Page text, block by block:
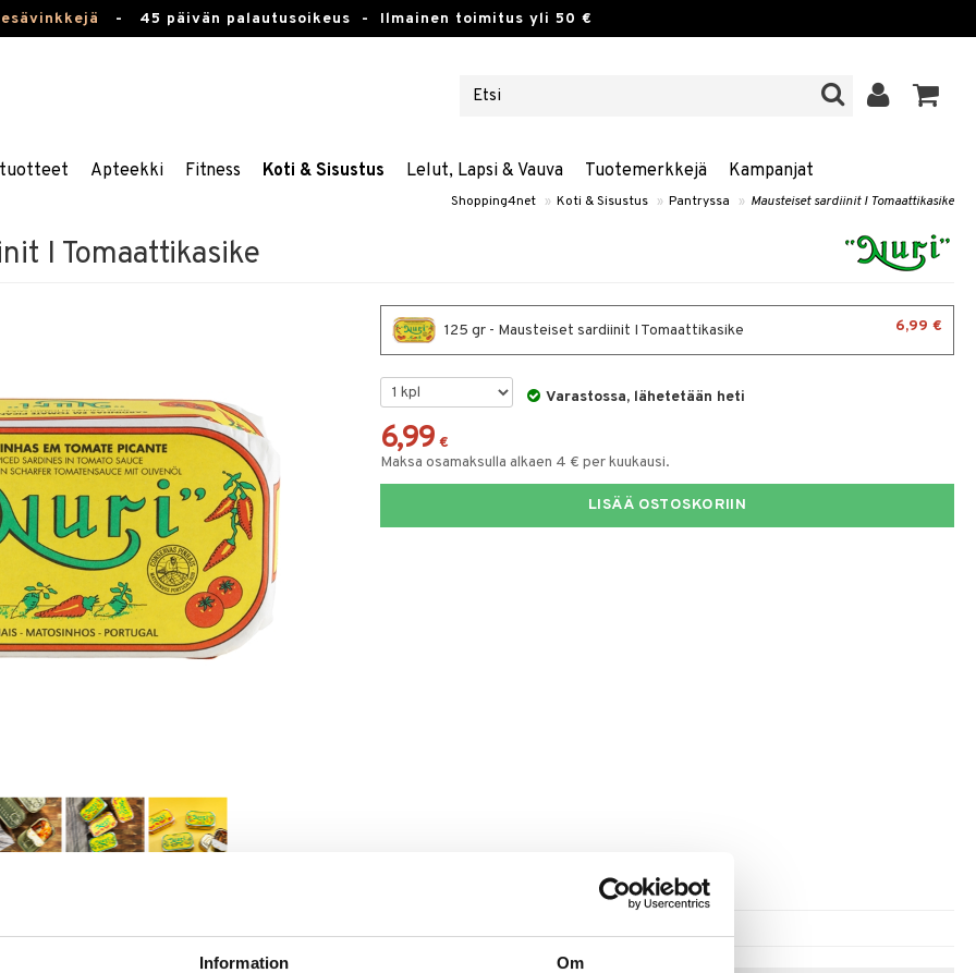
Information Om
- 45 päivän palautusoikeus - Ilmainen toimitus yli 50 €
Apteekki Fitness Koti & Sisustus Lelut, Lapsi & Vauva Tuotemerkkejä Kampanjat
Shopping4net » Koti & Sisustus » Pantryssa » Mausteiset sardiinit I Tomaattikasike
I Tomaattikasike
125 gr - Mausteiset sardiinit I Tomaattikasike 6,99 €
Varastossa, lähetetään heti
6,99 €
Maksa osamaksulla alkaen 4 € per kuukausi.
LISÄÄ OSTOSKORIIN